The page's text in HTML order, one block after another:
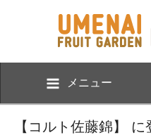
メニュー
【コルト佐藤錦】